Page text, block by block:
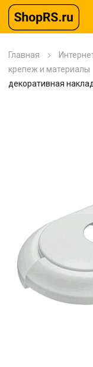
Главная
крепеж и материалы
декоративная